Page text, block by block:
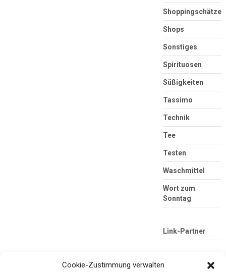
Shoppingschätze
Shops
Sonstiges
Spirituosen
Süßigkeiten
Tassimo
Technik
Tee
Testen
Waschmittel
Wort zum
Sonntag
Link-Partner
Cookie-Zustimmung verwalten